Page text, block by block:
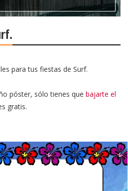
para tus fiestas de Surf.
póster, sólo tienes que bajarte el
gratis.